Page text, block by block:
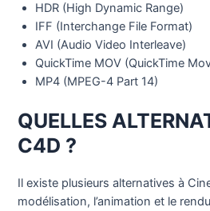
HDR (High Dynamic Range)
IFF (Interchange File Format)
AVI (Audio Video Interleave)
QuickTime MOV (QuickTime
MP4 (MPEG-4 Part 14)
QUELLES
C4D ?
Il existe plusieurs alternatives à
modélisation, l’animation et le